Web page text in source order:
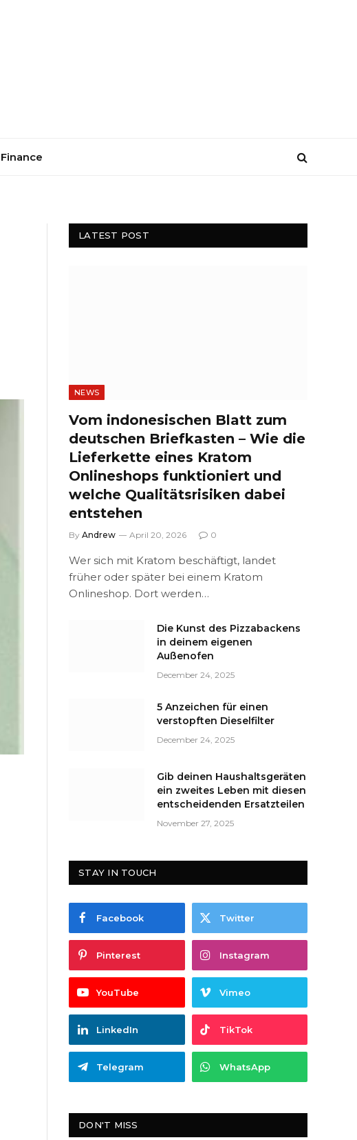
Finance
LATEST POST
NEWS
Vom indonesischen Blatt zum
deutschen Briefkasten – Wie die
Lieferkette eines Kratom
Onlineshops funktioniert und
welche Qualitätsrisiken dabei
entstehen
By Andrew April 20, 2026 0
Wer sich mit Kratom beschäftigt, landet
früher oder später bei einem Kratom
Onlineshop. Dort werden…
Die Kunst des Pizzabackens
in deinem eigenen
Außenofen
December 24, 2025
5 Anzeichen für einen
verstopften Dieselfilter
December 24, 2025
Gib deinen Haushaltsgeräten
ein zweites Leben mit diesen
entscheidenden Ersatzteilen
November 27, 2025
STAY IN TOUCH
Facebook Twitter
Pinterest Instagram
YouTube Vimeo
LinkedIn TikTok
Telegram WhatsApp
DON'T MISS